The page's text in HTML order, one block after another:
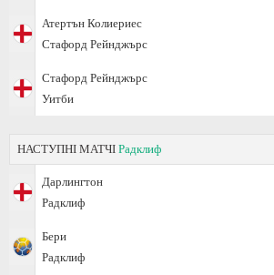
Атертън Колиериес
Стафорд Рейнджърс
Стафорд Рейнджърс
Уитби
НАСТУПНІ МАТЧІ Радклиф
Дарлингтон
Радклиф
Бери
Радклиф